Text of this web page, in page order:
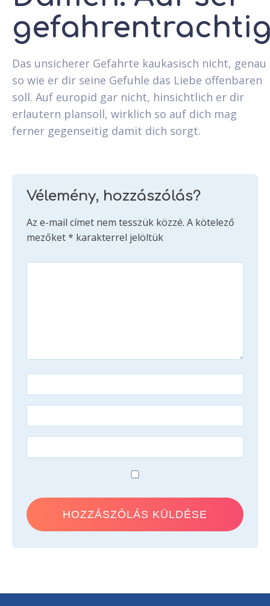
Das unsicherer Gefahrte kaukasisch nicht, genau
so wie er dir seine Gefuhle das Liebe offenbaren
soll. Auf europid gar nicht, hinsichtlich er dir
erlautern plansoll, wirklich so auf dich mag
ferner gegenseitig damit dich sorgt.
Vélemény, hozzászólás?
Az e-mail címet nem tesszük közzé. A kötelező
mezőket* karakterrel jelöltük